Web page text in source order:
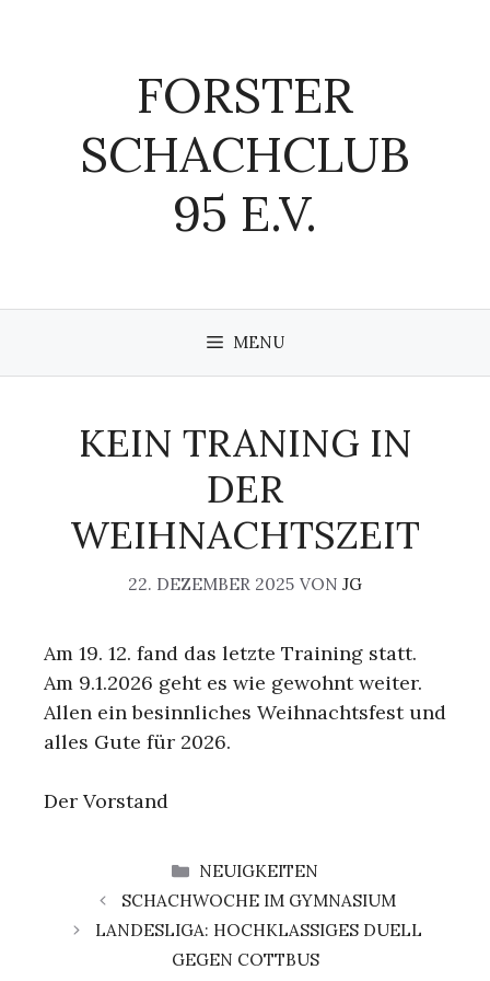
FORSTER
SCHACHCLUB
95 E.V.
MENU
KEIN TRANING IN
DER
WEIHNACHTSZEIT
22. DEZEMBER 2025 VON JG
Am 19. 12. fand das letzte Training statt.
Am 9.1.2026 geht es wie gewohnt weiter.
Allen ein besinnliches Weihnachtsfest und
alles Gute für 2026.
Der Vorstand
KATEGORIEN
NEUIGKEITEN
SCHACHWOCHE IM GYMNASIUM
LANDESLIGA: HOCHKLASSIGES DUELL
GEGEN COTTBUS